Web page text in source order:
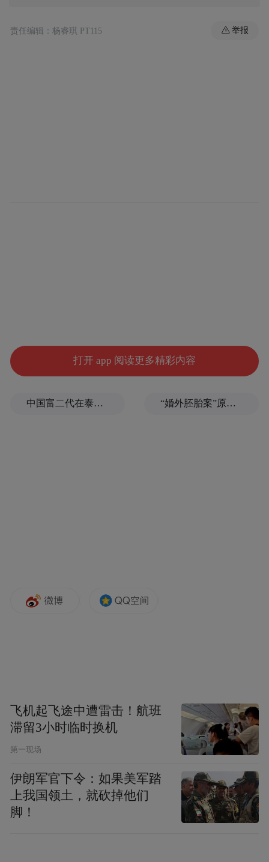
责任编辑：杨睿琪 PT115 举报
打开 app 阅读更多精彩内容
中国富二代在泰国被杀，嫌犯自首后称“在女友浴室看见他”，真相却没这么简单 “婚外胚胎案”原配妻子求助律师：如何核实胚胎已销毁？伪造结婚证算重婚吗？医院的责任边界在哪？
飞机起飞途中遭雷击！航班
滞留3小时临时换机
第一现场
伊朗军官下令：如果美军踏
上我国领土，就砍掉他们
脚！